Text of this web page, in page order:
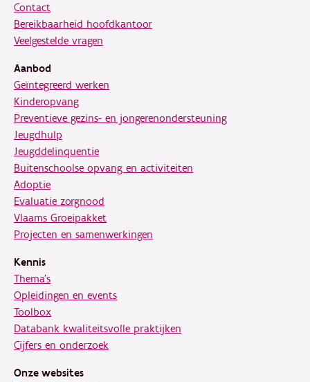
Contact
Bereikbaarheid hoofdkantoor
Veelgestelde vragen
Aanbod
Geïntegreerd werken
Kinderopvang
Preventieve gezins- en jongerenondersteuning
Jeugdhulp
Jeugddelinquentie
Buitenschoolse opvang en activiteiten
Adoptie
Evaluatie zorgnood
Vlaams Groeipakket
Projecten en samenwerkingen
Kennis
Thema's
Opleidingen en events
Toolbox
Databank kwaliteitsvolle praktijken
Cijfers en onderzoek
Onze websites